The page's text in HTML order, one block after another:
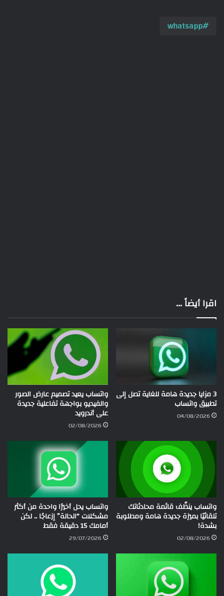
whatsapp
اقرا أيضاً ...
3 مزايا جديدة هامة للغاية تصل إلى
تطبيق واتساب
04/08/2026
واتساب يعيد تصميم عارض الصور
والفيديو بواجهة تفاعلية جديدة
على أندرويد
02/08/2026
واتساب ينظّف قائمة محادثاتك
تلقائيًا بميزة جديدة هامة ومطلوبة
بشدة!
02/08/2026
واتساب يحل أخيرًا واحدة من أكثر
مشكلات “الحالة” إزعاجًا .. لكن
أمامك 15 دقيقة فقط
29/07/2026